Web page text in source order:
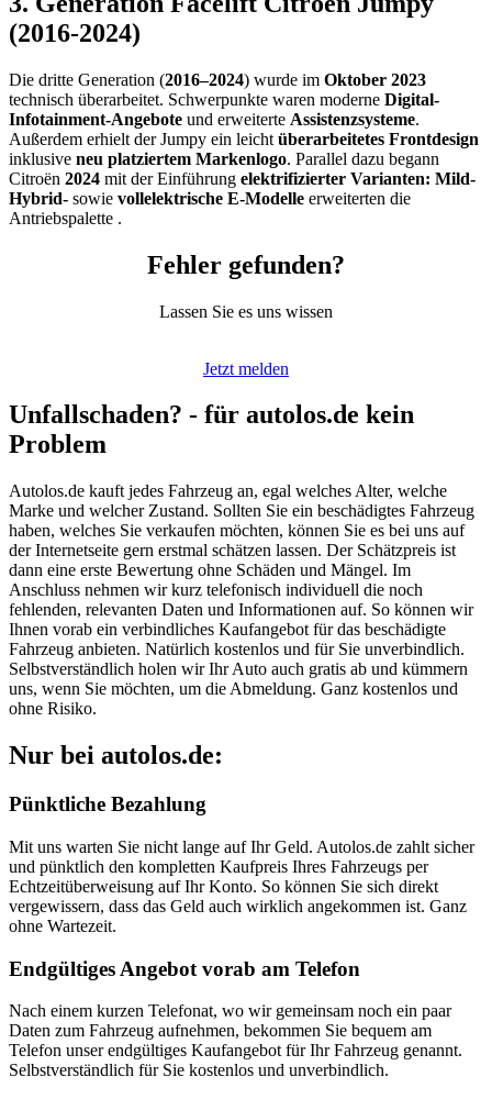
(2016-2024)
Die dritte Generation (2016–2024) wurde im Oktober 2023
technisch überarbeitet. Schwerpunkte waren moderne Digital-
Infotainment-Angebote und erweiterte Assistenzsysteme.
Außerdem erhielt der Jumpy ein leicht überarbeitetes Frontdesign
inklusive neu platziertem Markenlogo. Parallel dazu begann
Citroën 2024 mit der Einführung elektrifizierter Varianten: Mild-
Hybrid- sowie vollelektrische E-Modelle erweiterten die
Antriebspalette .
Fehler gefunden?
Lassen Sie es uns wissen
Jetzt melden
Unfallschaden? - für autolos.de kein
Problem
Autolos.de kauft jedes Fahrzeug an, egal welches Alter, welche
Marke und welcher Zustand. Sollten Sie ein beschädigtes Fahrzeug
haben, welches Sie verkaufen möchten, können Sie es bei uns auf
der Internetseite gern erstmal schätzen lassen. Der Schätzpreis ist
dann eine erste Bewertung ohne Schäden und Mängel. Im
Anschluss nehmen wir kurz telefonisch individuell die noch
fehlenden, relevanten Daten und Informationen auf. So können wir
Ihnen vorab ein verbindliches Kaufangebot für das beschädigte
Fahrzeug anbieten. Natürlich kostenlos und für Sie unverbindlich.
Selbstverständlich holen wir Ihr Auto auch gratis ab und kümmern
uns, wenn Sie möchten, um die Abmeldung. Ganz kostenlos und
ohne Risiko.
Nur bei autolos.de:
Pünktliche Bezahlung
Mit uns warten Sie nicht lange auf Ihr Geld. Autolos.de zahlt sicher
und pünktlich den kompletten Kaufpreis Ihres Fahrzeugs per
Echtzeitüberweisung auf Ihr Konto. So können Sie sich direkt
vergewissern, dass das Geld auch wirklich angekommen ist. Ganz
ohne Wartezeit.
Endgültiges Angebot vorab am Telefon
Nach einem kurzen Telefonat, wo wir gemeinsam noch ein paar
Daten zum Fahrzeug aufnehmen, bekommen Sie bequem am
Telefon unser endgültiges Kaufangebot für Ihr Fahrzeug genannt.
Selbstverständlich für Sie kostenlos und unverbindlich.